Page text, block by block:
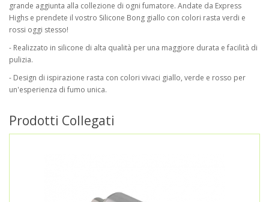
grande aggiunta alla collezione di ogni fumatore. Andate da Express
Highs e prendete il vostro Silicone Bong giallo con colori rasta verdi e
rossi oggi stesso!
- Realizzato in silicone di alta qualità per una maggiore durata e facilità di
pulizia.
- Design di ispirazione rasta con colori vivaci giallo, verde e rosso per
un'esperienza di fumo unica.
Prodotti Collegati